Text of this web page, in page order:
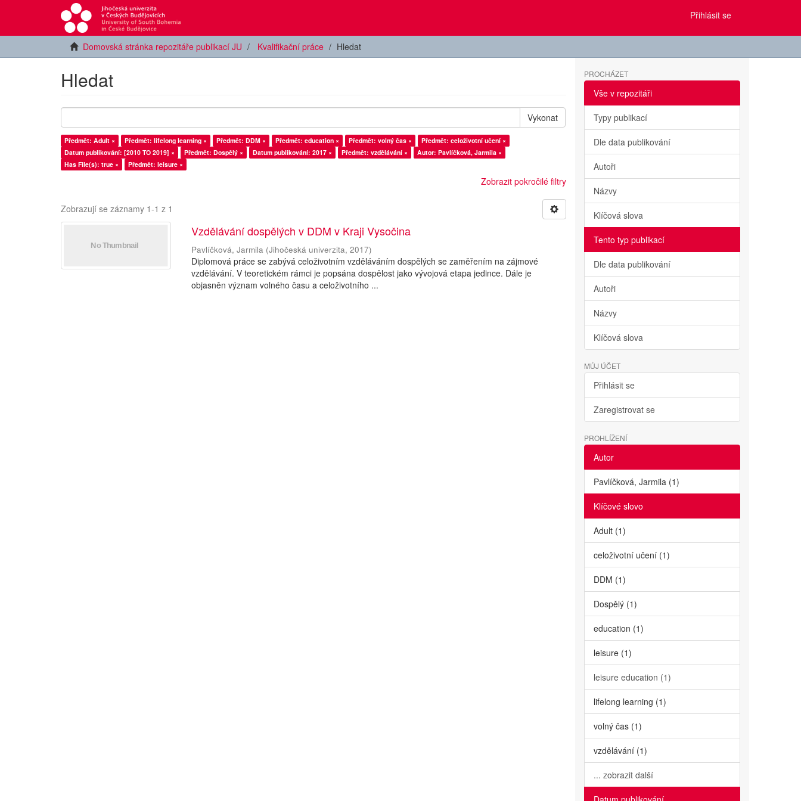
Přihlásit se
Domovská stránka repozitáře publikací JU Kvalifikační práce Hledat
Hledat
Vykonat
Předmět: Adult × Předmět: lifelong learning × Předmět: DDM × Předmět: education × Předmět: volný čas ×
Předmět: celoživotní učení ×
Datum publikování: [2010 TO 2019] ×
Předmět: Dospělý × Datum publikování: 2017 × Předmět: vzdělávání ×
Autor: Pavlíčková, Jarmila ×
Has File(s): true ×
Předmět: leisure ×
Zobrazit pokročilé filtry
Zobrazují se záznamy 1-1 z 1
Vzdělávání dospělých v DDM v Kraji Vysočina
Pavlíčková, Jarmila (Jihočeská univerzita,2017)
Diplomová práce se zabývá celoživotním vzděláváním dospělých se zaměřením na zájmové
vzdělávání. V teoretickém rámci je popsána dospělost jako vývojová etapa jedince. Dále je
objasněn význam volného času a celoživotního ...
PROCHÁZET
Vše v repozitáři
Typy publikací
Dle data publikování
Autoři
Názvy
Klíčová slova
Tento typ publikací
Dle data publikování
Autoři
Názvy
Klíčová slova
MŮJ ÚČET
Přihlásit se
Zaregistrovat se
PROHLÍŽENÍ
Autor
Pavlíčková, Jarmila (1)
Klíčové slovo
Adult (1)
celoživotní učení (1)
DDM (1)
Dospělý (1)
education (1)
leisure (1)
leisure education (1)
lifelong learning (1)
volný čas (1)
vzdělávání (1)
... zobrazit další